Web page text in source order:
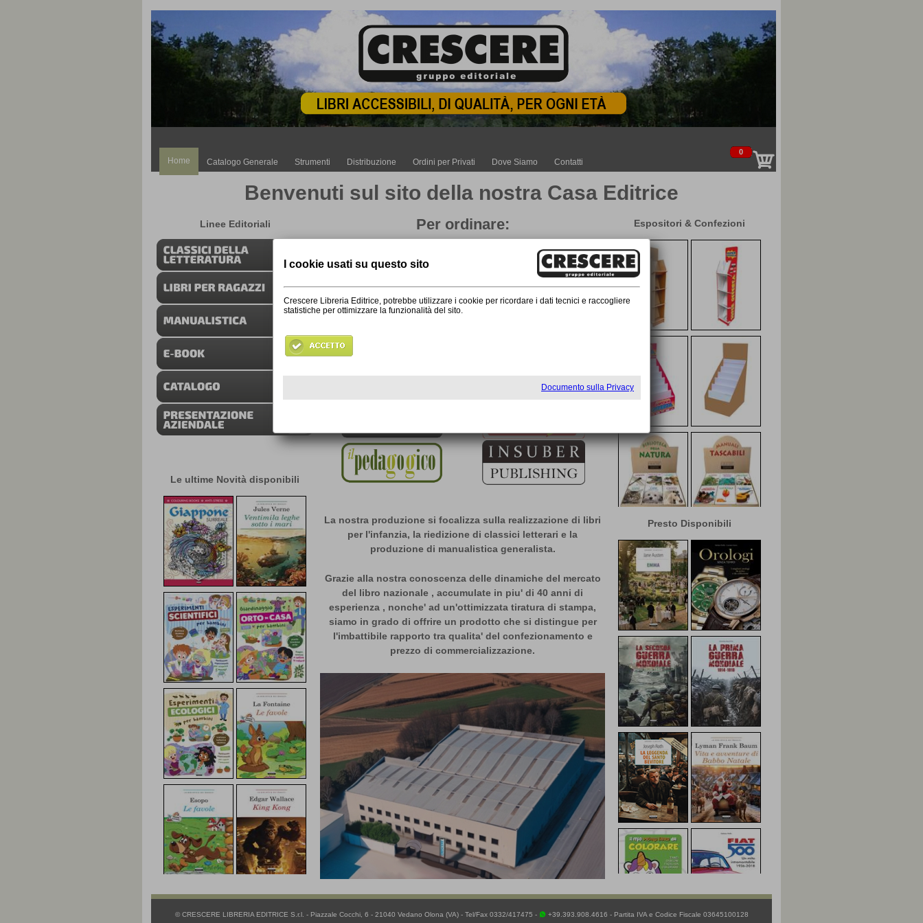
Home Catalogo Generale Strumenti Distribuzione Ordini per Privati Dove Siamo Contatti
0
Benvenuti sul sito della nostra Casa Editrice
Linee Editoriali
Le ultime Novità disponibili
Per ordinare:
I nostriMarchi
La nostra produzione si focalizza sulla realizzazione di libri
per l'infanzia, la riedizione di classici letterari e la
produzione di manualistica generalista.
Grazie alla nostra conoscenza delle dinamiche del mercato
del libro nazionale , accumulate in piu' di 40 anni di
esperienza , nonche' ad un'ottimizzata tiratura di stampa,
siamo in grado di offrire un prodotto che si distingue per
l'imbattibile rapporto tra qualita' del confezionamento e
prezzo di commercializzazione.
Espositori & Confezioni
Presto Disponibili
© CRESCERE LIBRERIA EDITRICE S.r.l. - Piazzale Cocchi, 6 - 21040 Vedano Olona (VA) - Tel/Fax 0332/417475 - +39.393.908.4616 - Partita IVA e Codice Fiscale 03645100128